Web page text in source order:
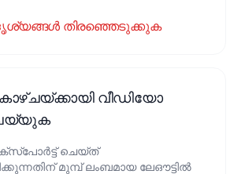
തിരഞ്ഞെടുക്കുക
വീഡിയോ
ചെയ്ത്
മുമ്പ് ലംബമായ ലേഔട്ടിൽ